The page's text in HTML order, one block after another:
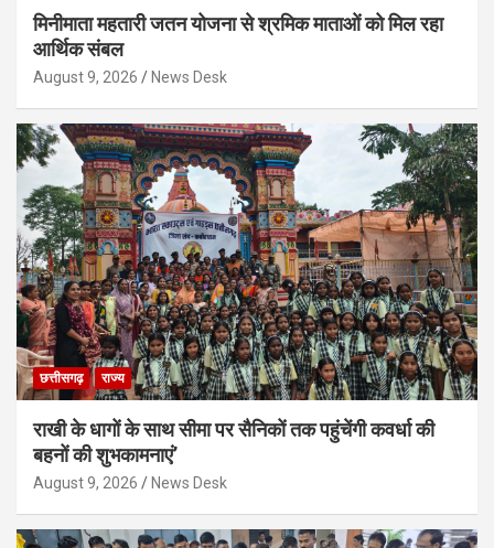
मिनीमाता महतारी जतन योजना से श्रमिक माताओं को मिल रहा
आर्थिक संबल
August 9, 2026 News Desk
छत्तीसगढ़ राज्य
राखी के धागों के साथ सीमा पर सैनिकों तक पहुंचेंगी कवर्धा की
बहनों की शुभकामनाएं’
August 9, 2026 News Desk